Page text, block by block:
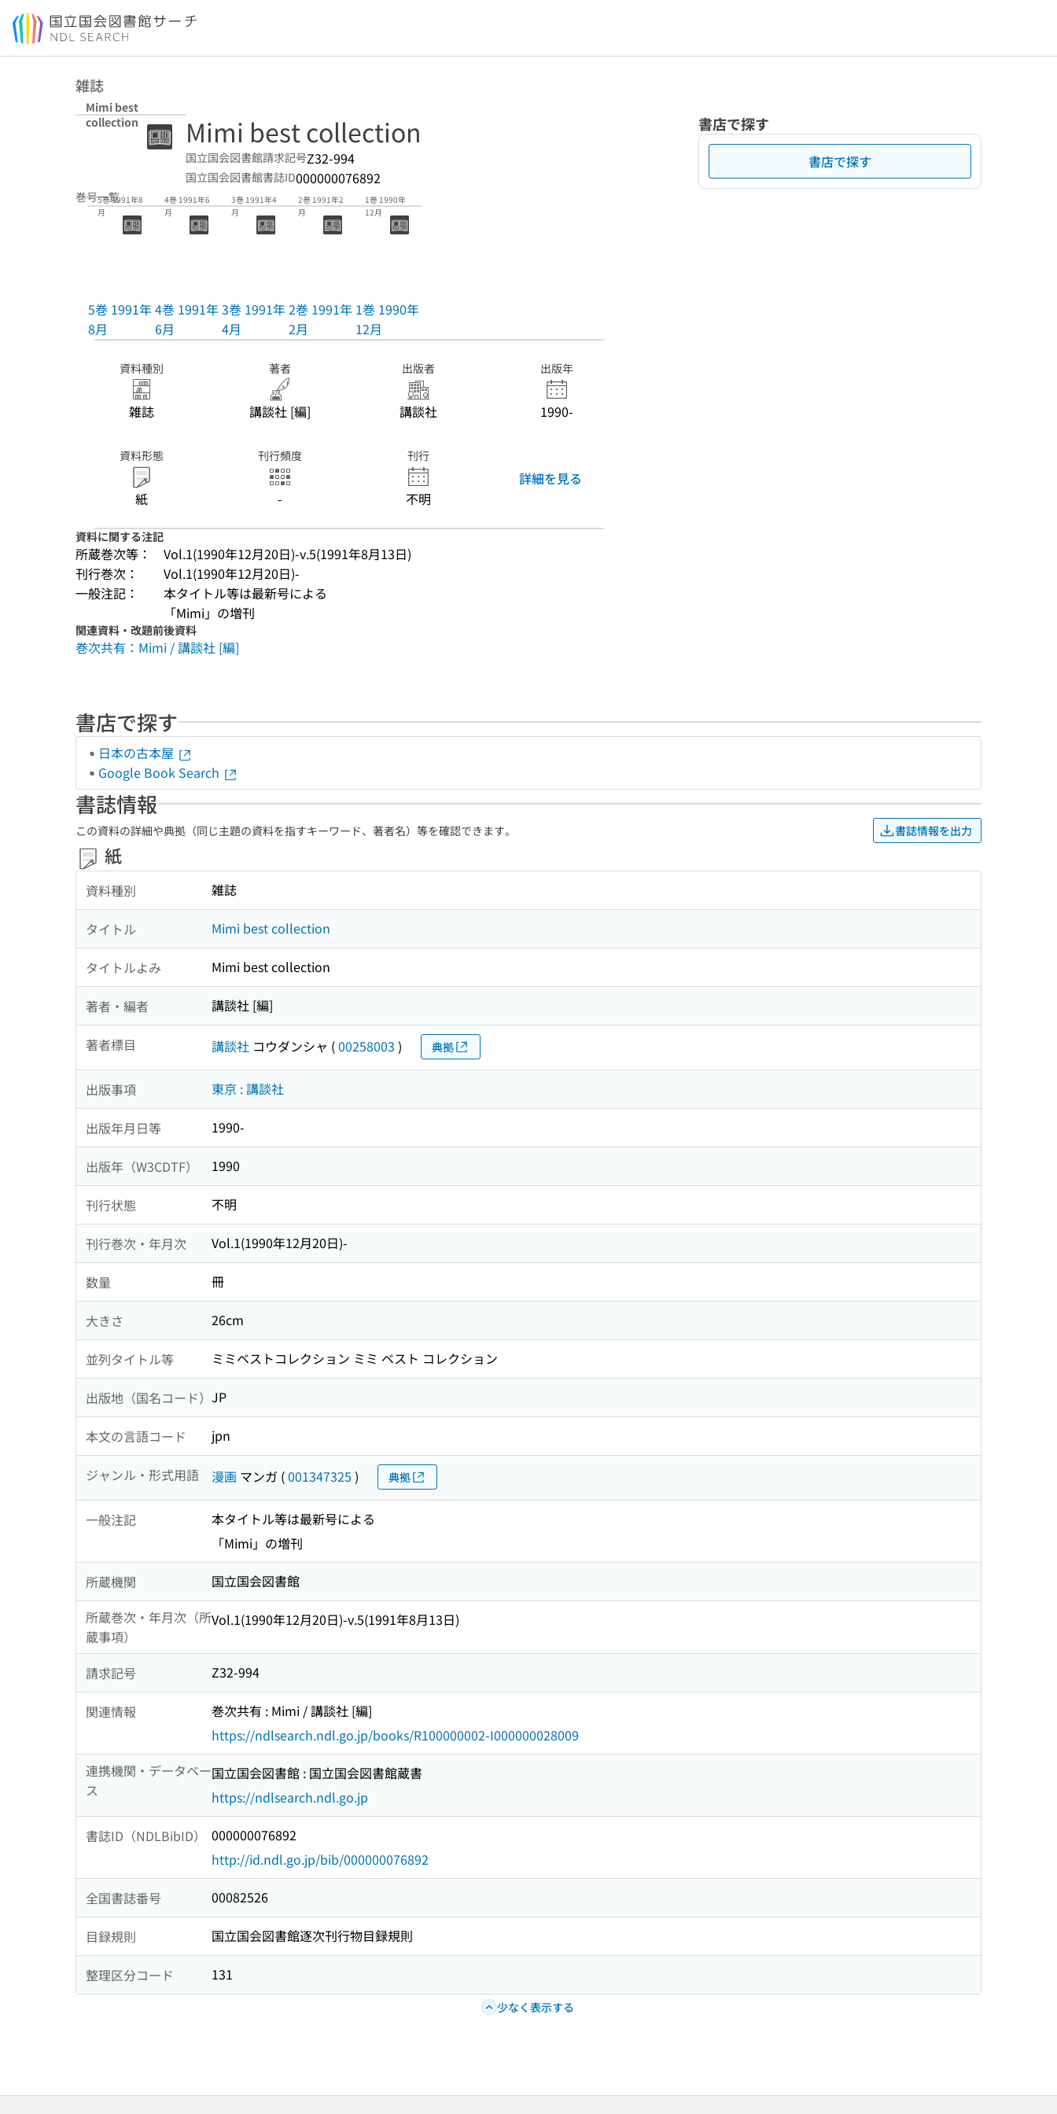
本文へ移動
雑誌
Mimi best
collection
Mimi best collection
国立国会図書館請求記号Z32-994
国立国会図書館書誌ID000000076892
巻号一覧5巻 1991年8
月
5巻 1991年
8月
4巻 1991年6
月
4巻 1991年
6月
3巻 1991年4
月
3巻 1991年
4月
2巻 1991年2
月
2巻 1991年
2月
1巻 1990年
12月
1巻 1990年
12月
資料種別
雑誌
著者
講談社 [編]
出版者
講談社
出版年
1990-
資料形態
紙
刊行頻度
-
刊行
不明
詳細を見る
資料に関する注記
所蔵巻次等：
Vol.1(1990年12月20日)-v.5(1991年8月13日)
刊行巻次：
Vol.1(1990年12月20日)-
一般注記：
本タイトル等は最新号による
「Mimi」の増刊
関連資料・改題前後資料
巻次共有：Mimi / 講談社 [編]
書店で探す
書店で探す
書店で探す
日本の古本屋
Google Book Search
書誌情報
この資料の詳細や典拠（同じ主題の資料を指すキーワード、著者名）等を確認できます。 書誌情報を出力
紙
資料種別 雑誌
タイトル Mimi best collection
タイトルよみ Mimi best collection
著者・編者 講談社 [編]
著者標目 講談社 コウダンシャ (00258003 ) 典拠
出版事項 東京 : 講談社
出版年月日等 1990-
出版年（W3CDTF） 1990
刊行状態 不明
刊行巻次・年月次 Vol.1(1990年12月20日)-
数量 冊
大きさ 26cm
並列タイトル等 ミミベストコレクション ミミ ベスト コレクション
出版地（国名コード） JP
本文の言語コード jpn
ジャンル・形式用語 漫画 マンガ (001347325 ) 典拠
一般注記
本タイトル等は最新号による
「Mimi」の増刊
所蔵機関
国立国会図書館
所蔵巻次・年月次（所
蔵事項）
Vol.1(1990年12月20日)-v.5(1991年8月13日)
請求記号 Z32-994
関連情報
巻次共有 : Mimi / 講談社 [編]
https://ndlsearch.ndl.go.jp/books/R100000002-I000000028009
連携機関・データベー
ス
国立国会図書館 : 国立国会図書館蔵書
https://ndlsearch.ndl.go.jp
書誌ID（NDLBibID）
000000076892
http://id.ndl.go.jp/bib/000000076892
全国書誌番号 00082526
目録規則 国立国会図書館逐次刊行物目録規則
整理区分コード 131
少なく表示する